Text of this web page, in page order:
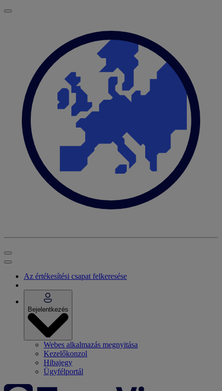
Az értékesítési csapat felkeresése
Bejelentkezés
Webes alkalmazás megnyitása
Kezelőkonzol
Hibajegy
Ügyfélportál